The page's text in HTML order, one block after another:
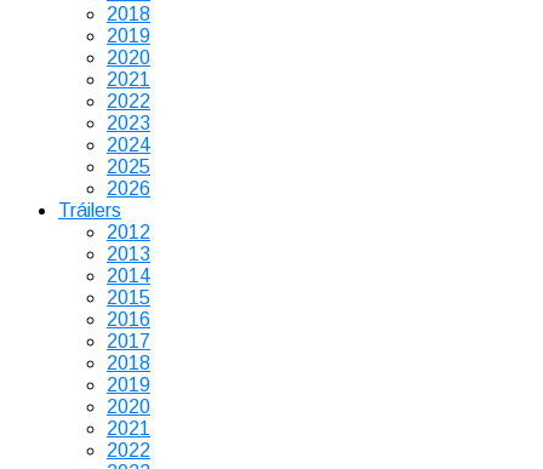
2018
2019
2020
2021
2022
2023
2024
2025
2026
Tráilers
2012
2013
2014
2015
2016
2017
2018
2019
2020
2021
2022